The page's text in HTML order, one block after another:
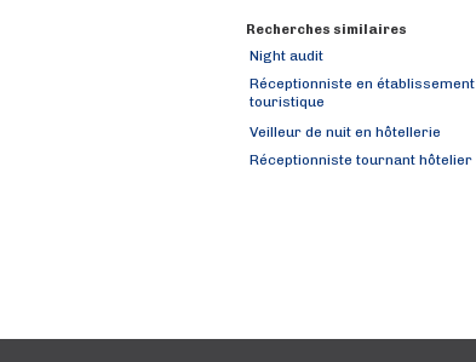
Recherches similaires
Night audit
Réceptionniste en établissement
touristique
Veilleur de nuit en hôtellerie
Réceptionniste tournant hôtelier